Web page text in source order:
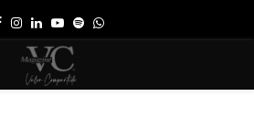
Facebook
Instagram
LinkedinYoutube
SpotifyWhatsapp